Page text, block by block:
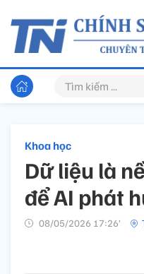
Khoa học
Dữ liệu là
để AI phát
08/05/2026 17:26’